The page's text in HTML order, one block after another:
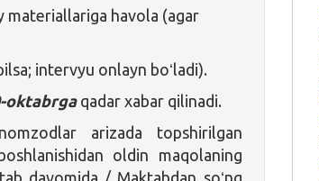
materiallariga havola (agar
intervyu onlayn boʻladi).
oktabrgaqadar xabar qilinadi.
arizada topshirilgan
oldin maqolaning
davomida / Maktabdan soʻng